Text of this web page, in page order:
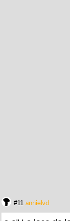
#11 annielvd